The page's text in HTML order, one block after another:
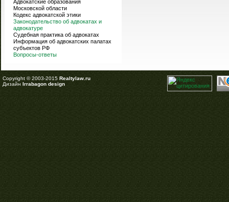
Адвокатские образования
Московской области
Кодекс адвокатской этики
Законодательство об адвокатах и
адвокатуре
Судебная практика об адвокатах
Информация об адвокатских палатах
субъектов РФ
Вопросы-ответы
Copyright © 2003-2015 Realtylaw.ru
Дизайн Irrabagon design